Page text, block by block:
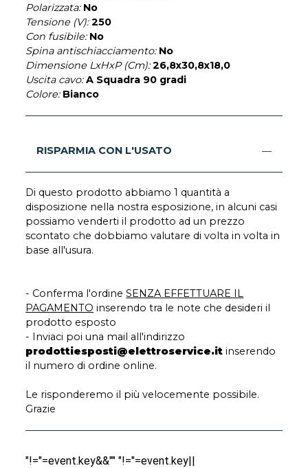
Polarizzata: No
Tensione (V): 250
Con fusibile: No
Spina antischiacciamento: No
Dimensione LxHxP (Cm): 26,8x30,8x18,0
Uscita cavo: A Squadra 90 gradi
Colore: Bianco
RISPARMIA CON L'USATO
Di questo prodotto abbiamo 1 quantità a
disposizione nella nostra esposizione, in alcuni casi
possiamo venderti il prodotto ad un prezzo
scontato che dobbiamo valutare di volta in volta in
base all'usura.
- Conferma l'ordineSENZA EFFETTUARE IL
PAGAMENTO inserendo tra le note che desideri il
prodotto esposto
- Inviaci poi una mail all'indirizzo
prodottiesposti@elettroservice.it inserendo
il numero di ordine online.
Le risponderemo il più velocemente possibile.
Grazie
"!="=event.key&&"" "!="=event.key||